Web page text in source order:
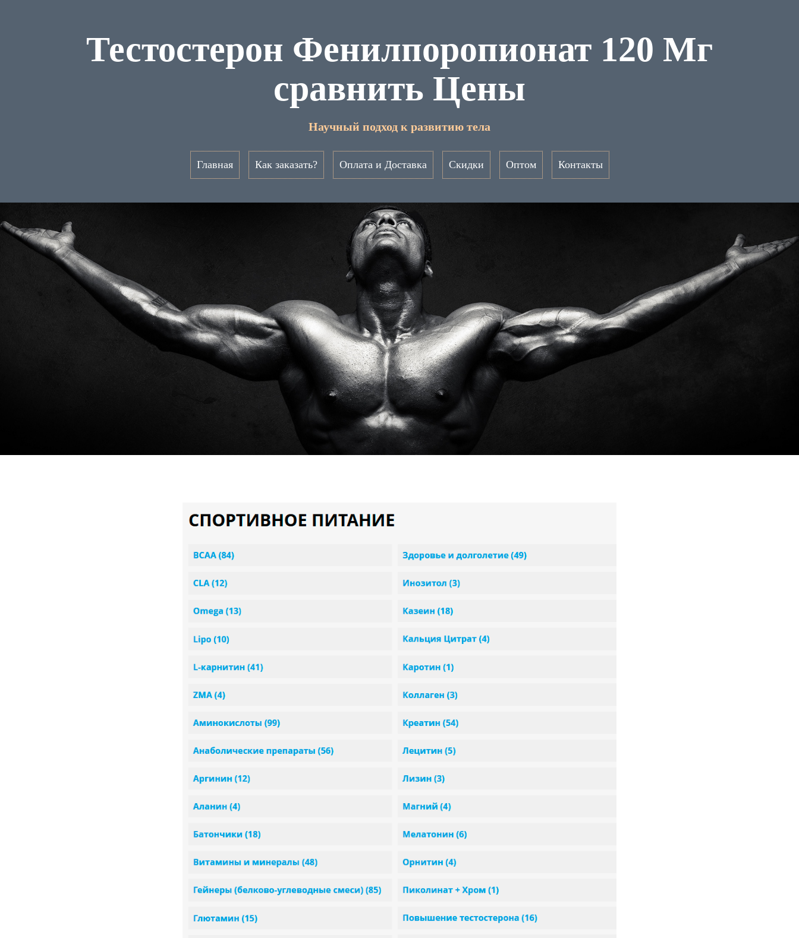
Тестостерон Фенилпоропионат 120 Мг
сравнить Цены
Научный подход к развитию тела
Главная Как заказать? Оплата и Доставка Скидки Оптом Контакты